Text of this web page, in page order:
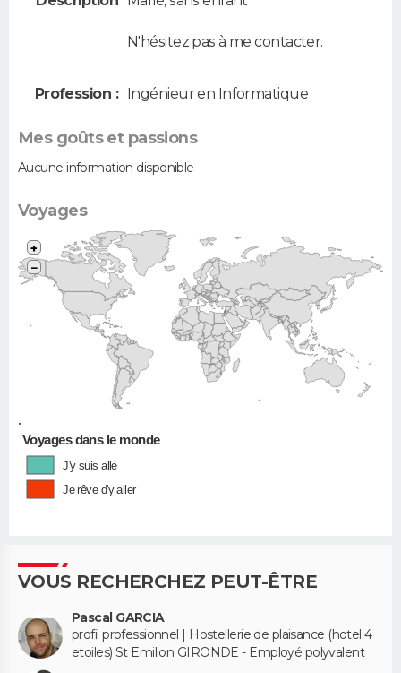
N'hésitez pas à me contacter.
Profession : Ingénieur en Informatique
Mes goûts et passions
Aucune information disponible
Voyages
•
+
−
Voyages dans le monde
J'y suis allé
Je rêve d'y aller
VOUS RECHERCHEZ PEUT-ÊTRE
Pascal GARCIA
profil professionnel | Hostellerie de plaisance (hotel 4
etoiles) St Emilion GIRONDE - Employé polyvalent